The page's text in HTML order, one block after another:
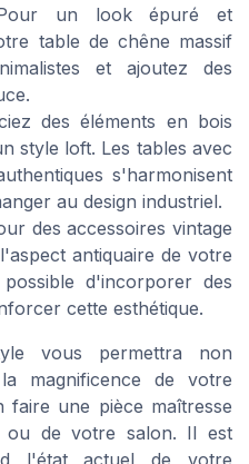
un look épuré et
table de chêne massif
et ajoutez des
des éléments en bois
style loft. Les tables avec
s'harmonisent
au design industriel.
des accessoires vintage
antiquaire de votre
d'incorporer des
cette esthétique.
vous permettra non
magnificence de votre
faire une pièce maîtresse
ou de votre salon. Il est
l'état actuel de votre